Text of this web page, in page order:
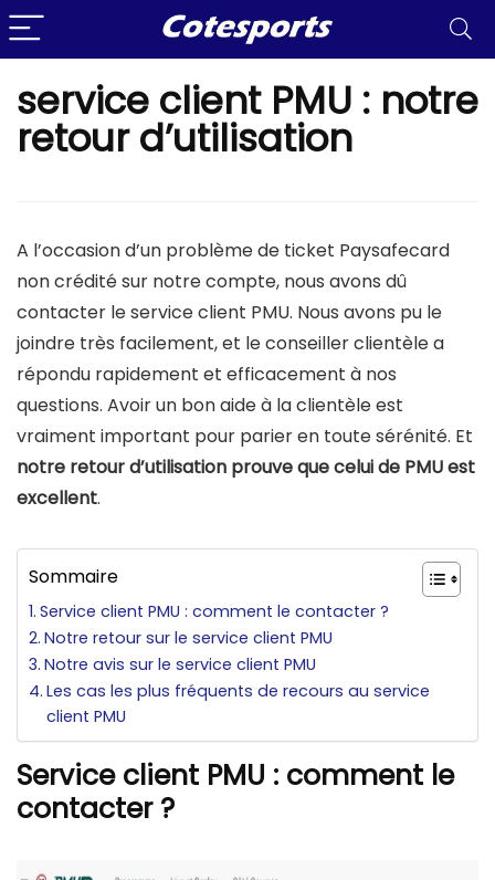
service client PMU : notre
retour d’utilisation
A l’occasion d’un problème de ticket Paysafecard
non crédité sur notre compte, nous avons dû
contacter le service client PMU. Nous avons pu le
joindre très facilement, et le conseiller clientèle a
répondu rapidement et efficacement à nos
questions. Avoir un bon aide à la clientèle est
vraiment important pour parier en toute sérénité. Et
notre retour d’utilisation prouve que celui de PMU est
excellent.
Sommaire
Service client PMU : comment le contacter ?
Notre retour sur le service client PMU
Notre avis sur le service client PMU
Les cas les plus fréquents de recours au service
client PMU
Service client PMU : comment le
contacter ?